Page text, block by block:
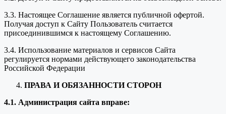
3.3. Настоящее Соглашение является публичной офертой.
Получая доступ к Сайту Пользователь считается
присоединившимся к настоящему Соглашению.
3.4. Использование материалов и сервисов Сайта
регулируется нормами действующего законодательства
Российской Федерации
ПРАВА И ОБЯЗАННОСТИ СТОРОН
4.1. Администрация сайта вправе: